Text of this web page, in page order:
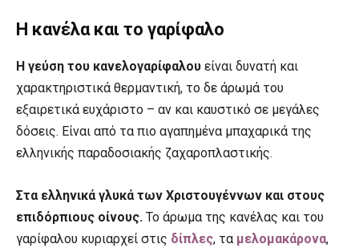
Η κανέλα και το γαρίφαλο
Η γεύση του κανελογαρίφαλου είναι δυνατή και
χαρακτηριστικά θερμαντική, το δε άρωμά του
εξαιρετικά ευχάριστο – αν και καυστικό σε μεγάλες
δόσεις. Είναι από τα πιο αγαπημένα μπαχαρικά της
ελληνικής παραδοσιακής ζαχαροπλαστικής.
Στα ελληνικά γλυκά των Χριστουγέννων και στους
επιδόρπιους οίνους. Το άρωμα της κανέλας και του
γαρίφαλου κυριαρχεί στις δίπλες, τα μελομακάρονα,